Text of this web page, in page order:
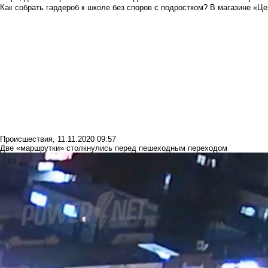
Как собрать гардероб к школе без споров с подростком? В магазине
Происшествия, 11.11.2020 09:57
Две «маршрутки» столкнулись перед пешеходным переходом